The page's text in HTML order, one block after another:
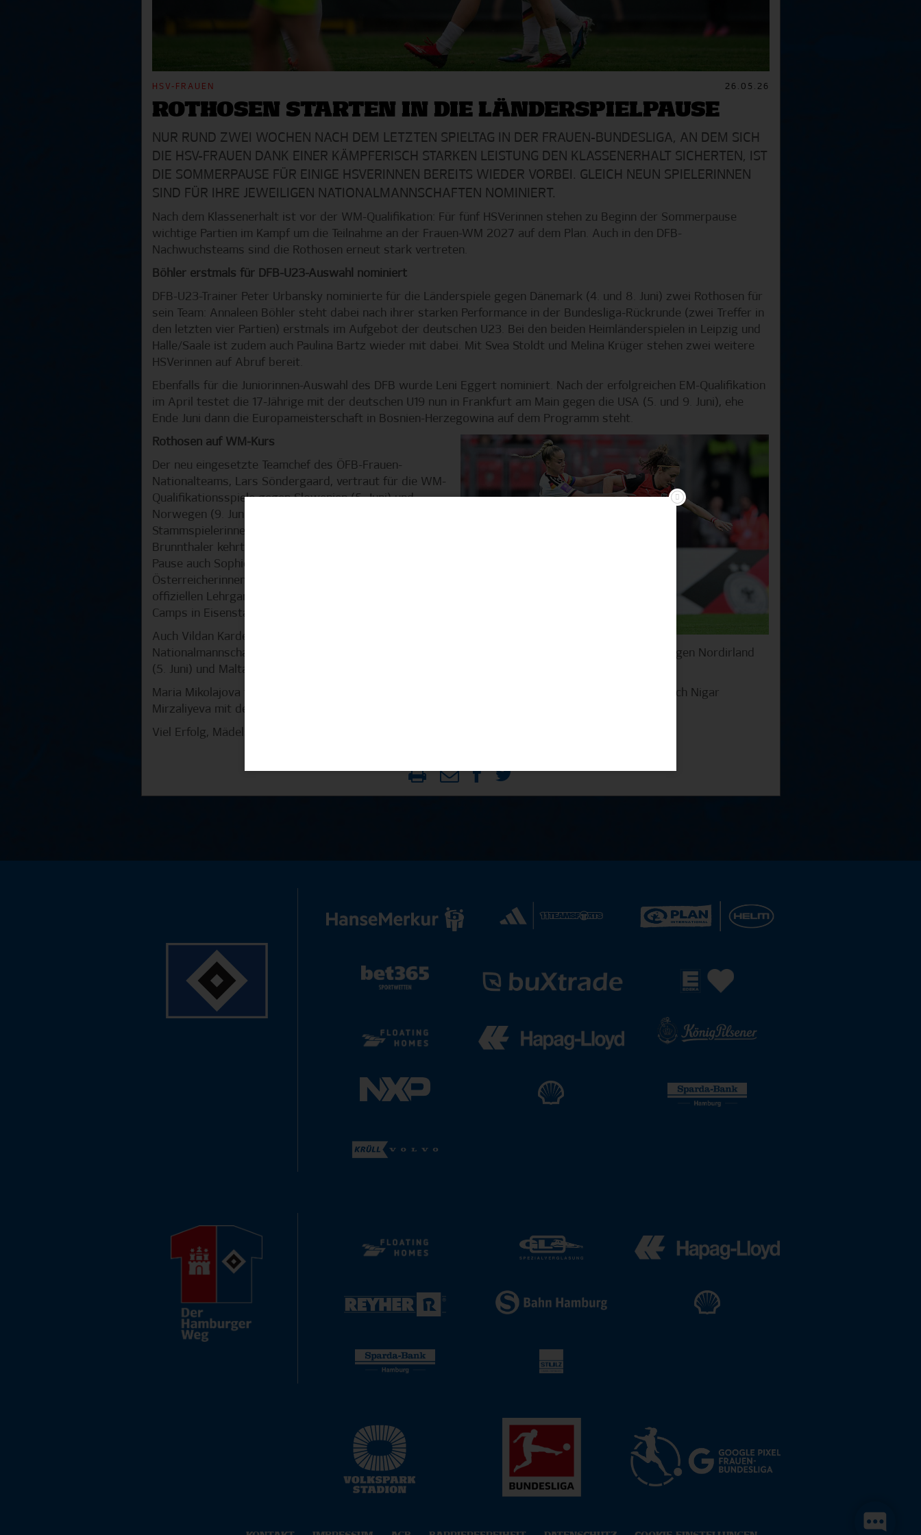
HSV-FRAUEN 26.05.26
ROTHOSEN STARTEN IN DIE LÄNDERSPIELPAUSE
NUR RUND ZWEI WOCHEN NACH DEM LETZTEN SPIELTAG IN DER FRAUEN-BUNDESLIGA, AN DEM SICH
DIE HSV-FRAUEN DANK EINER KÄMPFERISCH STARKEN LEISTUNG DEN KLASSENERHALT SICHERTEN, IST
DIE SOMMERPAUSE FÜR EINIGE HSVERINNEN BEREITS WIEDER VORBEI. GLEICH NEUN SPIELERINNEN
SIND FÜR IHRE JEWEILIGEN NATIONALMANNSCHAFTEN NOMINIERT.
Nach dem Klassenerhalt ist vor der WM-Qualifikation: Für fünf HSVerinnen stehen zu Beginn der Sommerpause
wichtige Partien im Kampf um die Teilnahme an der Frauen-WM 2027 auf dem Plan. Auch in den DFB-
Nachwuchsteams sind die Rothosen erneut stark vertreten.
Böhler erstmals für DFB-U23-Auswahl nominiert
DFB-U23-Trainer Peter Urbansky nominierte für die Länderspiele gegen Dänemark (4. und 8. Juni) zwei Rothosen für
sein Team: Annaleen Böhler steht dabei nach ihrer starken Performance in der Bundesliga-Rückrunde (zwei Treffer in
den letzten vier Partien) erstmals im Aufgebot der deutschen U23. Bei den beiden Heimländerspielen in Leipzig und
Halle/Saale ist zudem auch Paulina Bartz wieder mit dabei. Mit Svea Stoldt und Melina Krüger stehen zwei weitere
HSVerinnen auf Abruf bereit.
Ebenfalls für die Juniorinnen-Auswahl des DFB wurde Leni Eggert nominiert. Nach der erfolgreichen EM-Qualifikation
im April testet die 17-Jährige mit der deutschen U19 nun in Frankfurt am Main gegen die USA (5. und 9. Juni), ehe
Ende Juni dann die Europameisterschaft in Bosnien-Herzegowina auf dem Programm steht.
Rothosen auf WM-Kurs
Der neu eingesetzte Teamchef des ÖFB-Frauen-
Nationalteams, Lars Söndergaard, vertraut für die WM-
Qualifikationsspiele gegen Slowenien (5. Juni) und
Norwegen (9. Juni) ebenfalls auf zwei
Stammspielerinnen des HSV: Neben Melanie
Brunnthaler kehrt nach ihrer verletzungsbedingten
Pause auch Sophie Hillebrand zurück ins Aufgebot der
Österreicherinnen. Beide Spielerinnen sind vor dem
offiziellen Lehrgang bereits Teil eines viertägigen Pre-
Camps in Eisenstadt (Österreich).
Auch Vildan Kardesler hat mit der türkischen
Nationalmannschaft noch Chancen auf die Teilnahme an der Weltmeisterschaft in Brasilien 2027. Gegen Nordirland
(5. Juni) und Malta geht es um wichtige Qualifikationspunkte in Liga B.
Maria Mikolajova trifft mit der Slowakei indes auf Finnland (5. Juni) und Litauen (9. Juni), während sich Nigar
Mirzaliyeva mit der aserbaidschanischen Auswahl mit Ungarn und Nordmazedonien messen muss.
Viel Erfolg, Mädels!